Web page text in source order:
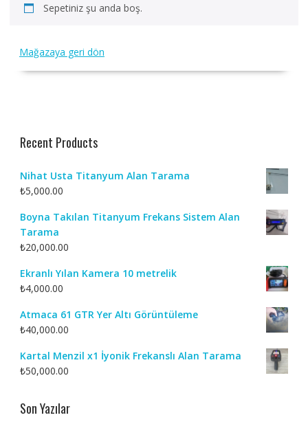
Sepetiniz şu anda boş.
Mağazaya geri dön
Recent Products
Nihat Usta Titanyum Alan Tarama
₺5,000.00
Boyna Takılan Titanyum Frekans Sistem Alan
Tarama
₺20,000.00
Ekranlı Yılan Kamera 10 metrelik
₺4,000.00
Atmaca 61 GTR Yer Altı Görüntüleme
₺40,000.00
Kartal Menzil x1 İyonik Frekanslı Alan Tarama
₺50,000.00
Son Yazılar